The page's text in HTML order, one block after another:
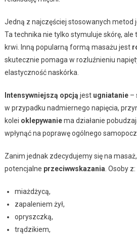
Jedną z najczęściej stosowanych metod
Ta technika nie tylko stymuluje skórę,
krwi. Inną popularną formą masażu jest
skutecznie pomaga w rozluźnieniu
elastyczność naskórka.
Intensywniejszą opcją jest ugniatanie–
w przypadku nadmiernego napięcia,
kolei oklepywaniema działanie
wpłynąć na poprawę ogólnego
Zanim jednak zdecydujemy się na
potencjalne przeciwwskazania . Osoby z:
miażdżycą,
zapaleniem żył,
opryszczką,
trądzikiem,